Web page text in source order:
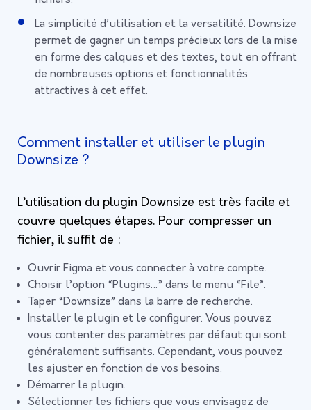
La simplicité d’utilisation et la versatilité. Downsize
permet de gagner un temps précieux lors de la mise
en forme des calques et des textes, tout en offrant
de nombreuses options et fonctionnalités
attractives à cet effet.
Comment installer et utiliser le plugin
Downsize ?
L’utilisation du plugin Downsize est très facile et
couvre quelques étapes. Pour compresser un
fichier, il suffit de :
Ouvrir Figma et vous connecter à votre compte.
Choisir l’option “Plugins…” dans le menu “File”.
Taper “Downsize” dans la barre de recherche.
Installer le plugin et le configurer. Vous pouvez
vous contenter des paramètres par défaut qui sont
généralement suffisants. Cependant, vous pouvez
les ajuster en fonction de vos besoins.
Démarrer le plugin.
Sélectionner les fichiers que vous envisagez de